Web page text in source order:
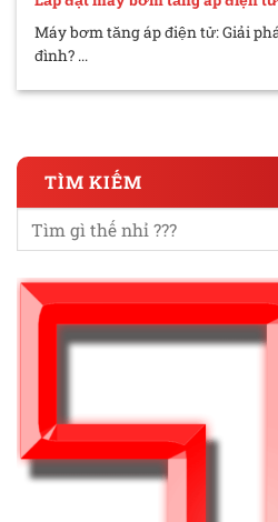
Máy bơm tăng áp điện tử: Giải
đình? ...
TÌM KIẾM